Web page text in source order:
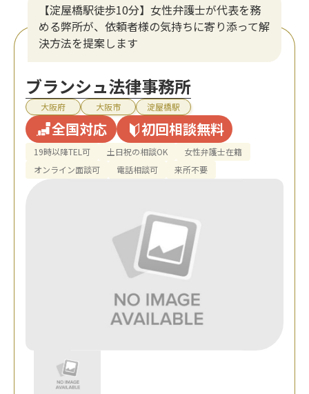
【淀屋橋駅徒歩10分】女性弁護士が代表を務
める弊所が、依頼者様の気持ちに寄り添って解
決方法を提案します
ブランシュ法律事務所
大阪府 大阪市 淀屋橋駅
全国対応 初回相談無料
19時以降TEL可 土日祝の相談OK
女性弁護士在籍
オンライン面談可
電話相談可 来所不要